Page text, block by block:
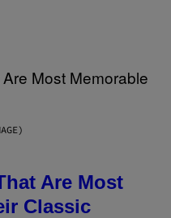
Are Most
Classic